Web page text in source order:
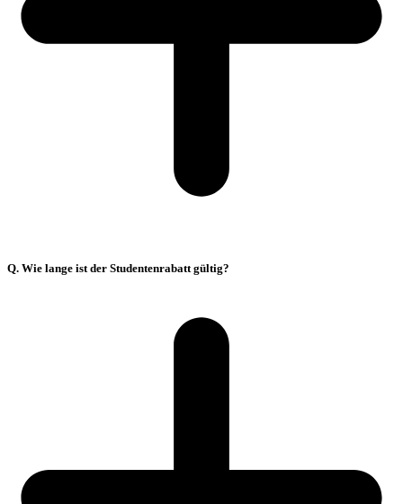
Q. Wie lange ist der Studentenrabatt gültig?